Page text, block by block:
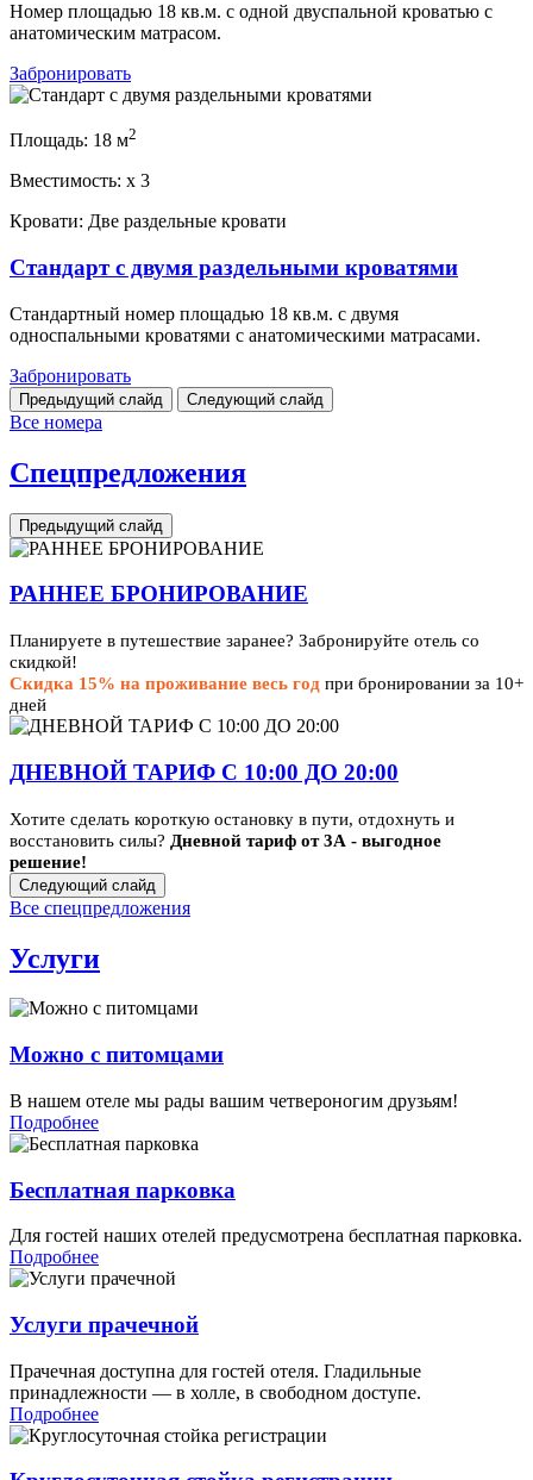
Номер площадью 18 кв.м. с одной двуспальной кроватью с
анатомическим матрасом.
Забронировать
Площадь: 18 м2
Вместимость: x 3
Кровати: Две раздельные кровати
Стандарт с двумя раздельными кроватями
Стандартный номер площадью 18 кв.м. с двумя
односпальными кроватями с анатомическими матрасами.
Забронировать
Предыдущий слайд Следующий слайд
Все номера
Спецпредложения
Предыдущий слайд
РАННЕЕ БРОНИРОВАНИЕ
Планируете в путешествие заранее? Забронируйте отель со
скидкой!
Скидка 15% на проживание весь год при бронировании за 10+
дней
ДНЕВНОЙ ТАРИФ С 10:00 ДО 20:00
Хотите сделать короткую остановку в пути, отдохнуть и
восстановить силы? Дневной тариф от 3А - выгодное
решение!
Следующий слайд
Все спецпредложения
Услуги
Можно с питомцами
В нашем отеле мы рады вашим четвероногим друзьям!
Подробнее
Бесплатная парковка
Для гостей наших отелей предусмотрена бесплатная парковка.
Подробнее
Услуги прачечной
Прачечная доступна для гостей отеля. Гладильные
принадлежности — в холле, в свободном доступе.
Подробнее